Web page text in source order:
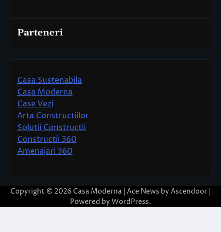
Parteneri
Casa Sustenabila
Casa Moderna
Case Vezi
Arta Constructiilor
Solutii Constructii
Constructii 360
Amenajari 360
Copyright © 2026 Casa Moderna | Ace News by Ascendoor
Powered by WordPress.